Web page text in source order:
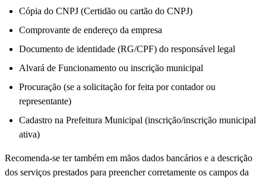
Cópia do CNPJ (Certidão ou cartão do CNPJ)
Comprovante de endereço da empresa
Documento de identidade (RG/CPF) do responsável legal
Alvará de Funcionamento ou inscrição municipal
Procuração (se a solicitação for feita por contador ou
representante)
Cadastro na Prefeitura Municipal (inscrição/inscrição municipal
ativa)
Recomenda-se ter também em mãos dados bancários e a descrição
dos serviços prestados para preencher corretamente os campos da